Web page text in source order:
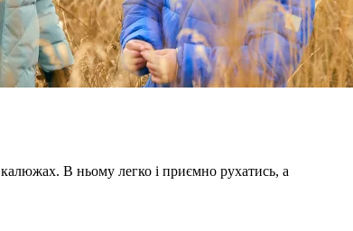
калюжах. В ньому легко і приємно рухатись, а